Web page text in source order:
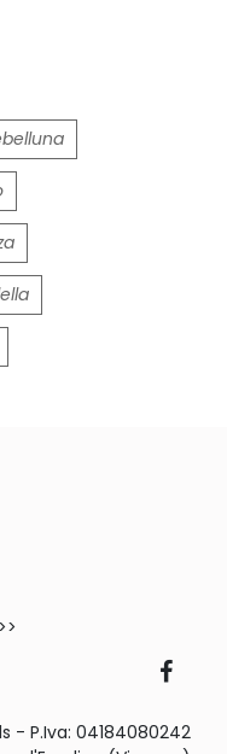
- P.Iva: 04184080242